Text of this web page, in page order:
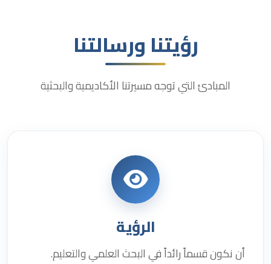
رؤيتنا ورسالتنا
المبادئ التي توجه مسيرتنا الأكاديمية والبحثية
الرؤية
أن نكون قسماً رائداً في البحث العلمي والتعليم.